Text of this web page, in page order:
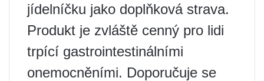
jídelníčku jako doplňková strava.
Produkt je zvláště cenný pro lidi
trpící gastrointestinálními
onemocněními. Doporučuje se